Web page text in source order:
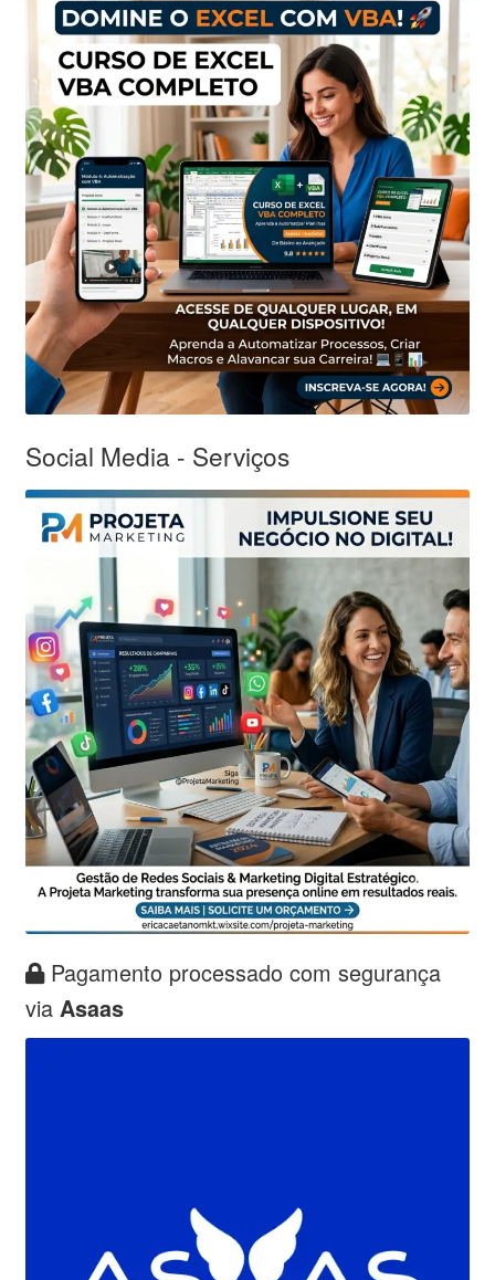
Social Media - Serviços
Pagamento processado com segurança
via Asaas